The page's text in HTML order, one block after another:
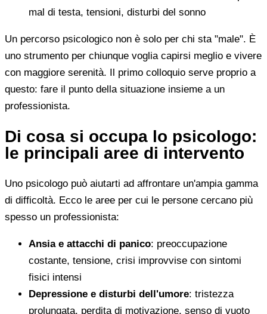
mal di testa, tensioni, disturbi del sonno
Un percorso psicologico non è solo per chi sta "male". È
uno strumento per chiunque voglia capirsi meglio e vivere
con maggiore serenità. Il primo colloquio serve proprio a
questo: fare il punto della situazione insieme a un
professionista.
Di cosa si occupa lo psicologo:
le principali aree di intervento
Uno psicologo può aiutarti ad affrontare un'ampia gamma
di difficoltà. Ecco le aree per cui le persone cercano più
spesso un professionista:
Ansia e attacchi di panico: preoccupazione
costante, tensione, crisi improvvise con sintomi
fisici intensi
Depressione e disturbi dell'umore: tristezza
prolungata, perdita di motivazione, senso di vuoto